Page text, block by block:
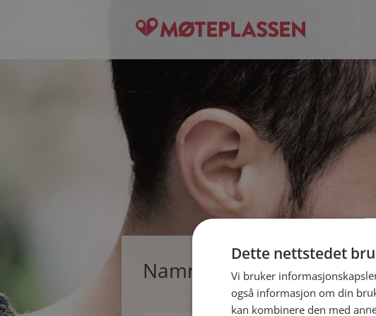
Namnlaus, single mann
Dette nettstedet
Vi bruker
også informasjon om din
kan kombinere den med